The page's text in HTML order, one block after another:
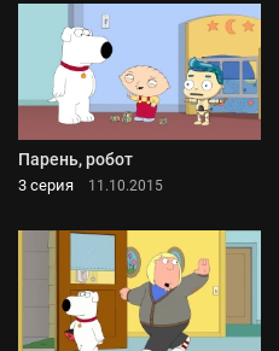
Парень, робот
3 серия 11.10.2015